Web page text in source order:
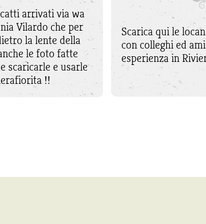
arrivati via wa
Vilardo che per
la lente della
le foto fatte
scaricarle e usarle
!!
Scarica qui le
con colleghi ed
esperienza in